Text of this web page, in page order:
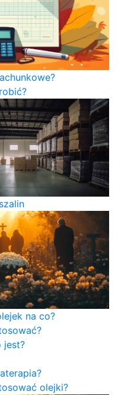
na co?
jest?
olejki?